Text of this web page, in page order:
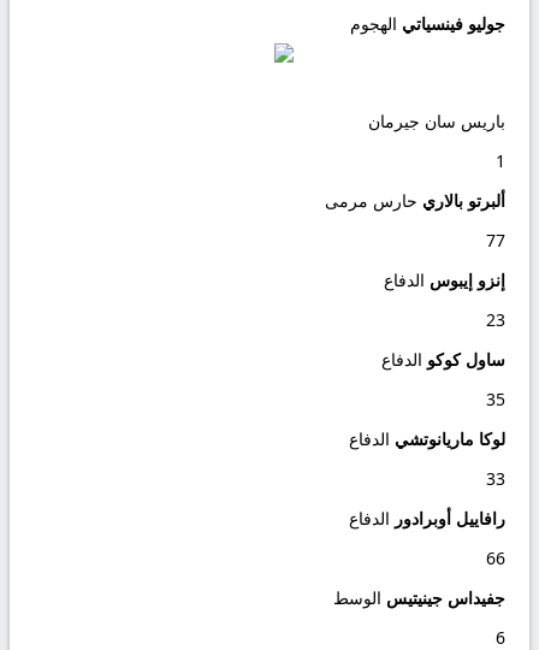
جوليو فينسياتي الهجوم
باريس سان جيرمان
1
ألبرتو بالاري حارس مرمى
77
إنزو إيبوس الدفاع
23
ساول كوكو الدفاع
35
لوكا ماريانوتشي الدفاع
33
رافاييل أوبرادور الدفاع
66
جفيداس جينيتيس الوسط
6